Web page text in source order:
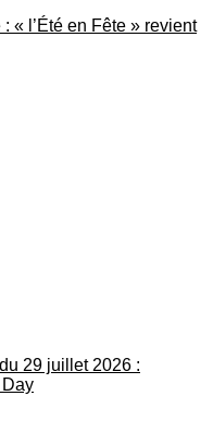
« l’Été en Fête » revient
29 juillet 2026 :